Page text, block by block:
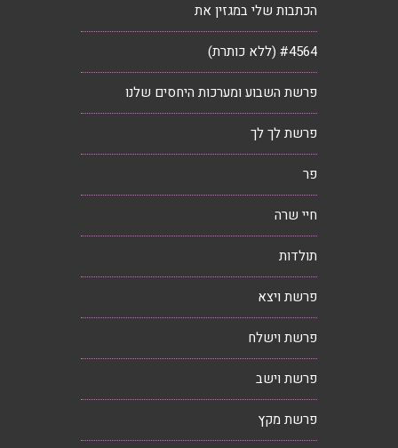
הכתבות שלי במגזין את
#4564 (ללא כותרת)
פרשת השבוע ומערכות היחסים שלנו
פרשת לך לך
פר
חיי שרה
תולדות
פרשת ויצא
פרשת וישלח
פרשת וישב
פרשת מקץ